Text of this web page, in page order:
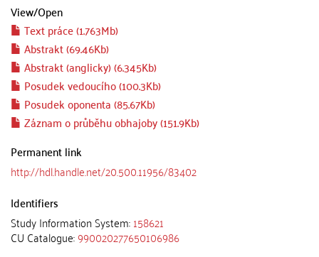
View/Open
Text práce (1.763Mb)
Abstrakt (69.46Kb)
Abstrakt (anglicky) (6.345Kb)
Posudek vedoucího (100.3Kb)
Posudek oponenta (85.67Kb)
Záznam o průběhu obhajoby (151.9Kb)
Permanent link
http://hdl.handle.net/20.500.11956/83402
Identifiers
Study Information System:158621
CU Catalogue:990020277650106986